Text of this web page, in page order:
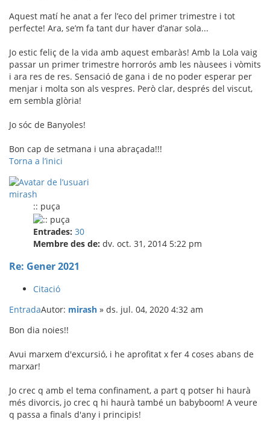
Aquest matí he anat a fer l’eco del primer trimestre i tot
perfecte! Ara, se’m fa tant dur haver d’anar sola...
Jo estic feliç de la vida amb aquest embaràs! Amb la Lola vaig
passar un primer trimestre horrorós amb les nàusees i vòmits
i ara res de res. Sensació de gana i de no poder esperar per
menjar i molta son als vespres. Però clar, després del viscut,
em sembla glòria!
Jo sóc de Banyoles!
Bon cap de setmana i una abraçada!!!
Torna a l’inici
mirash
:: puça
Entrades: 30
Membre des de: dv. oct. 31, 2014 5:22 pm
Re: Gener 2021
Citació
EntradaAutor: mirash » ds. jul. 04, 2020 4:32 am
Bon dia noies!!
Avui marxem d'excursió, i he aprofitat x fer 4 coses abans de
marxar!
Jo crec q amb el tema confinament, a part q potser hi haurà
més divorcis, jo crec q hi haurà també un babyboom! A veure
q passa a finals d'any i principis!